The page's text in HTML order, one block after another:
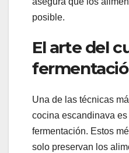
posible.
El arte del
Una de las técnicas
cocina escandinava
fermentación. Estos
solo preservan los